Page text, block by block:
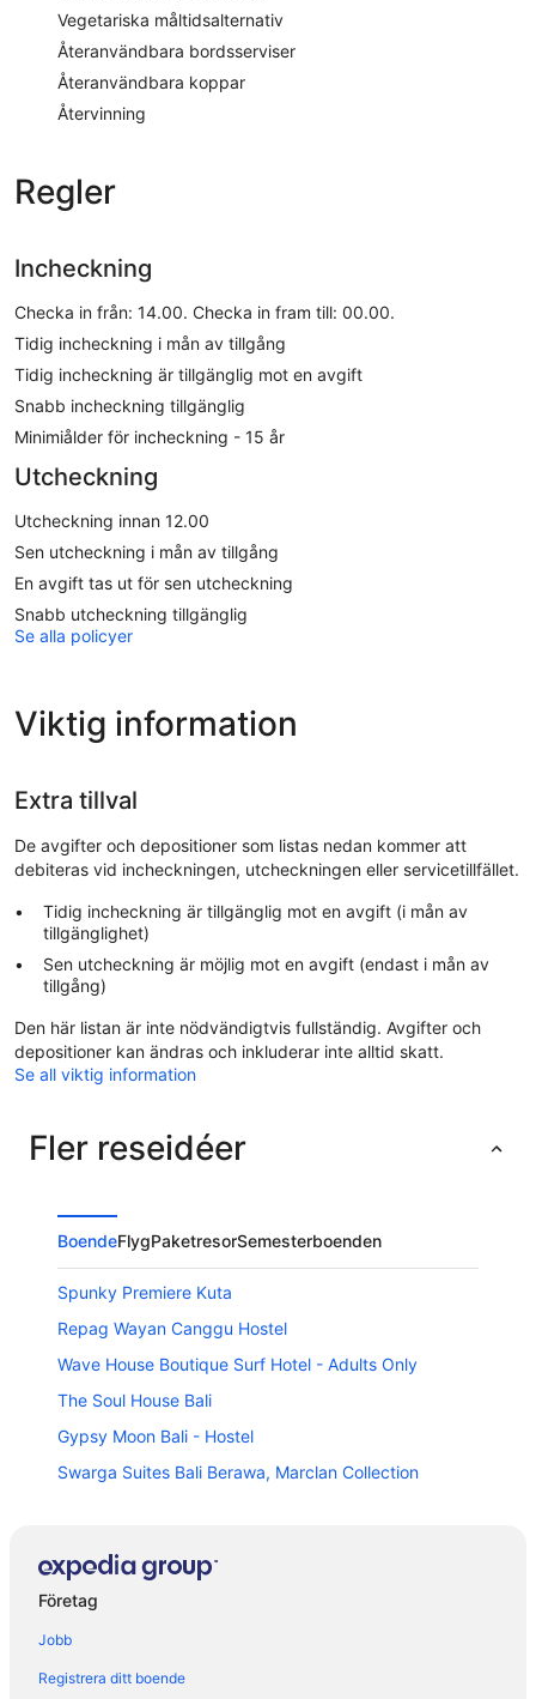
Vegetariska måltidsalternativ
Återanvändbara bordsserviser
Återanvändbara koppar
Återvinning
Regler
Incheckning
Checka in från: 14.00. Checka in fram till: 00.00.
Tidig incheckning i mån av tillgång
Tidig incheckning är tillgänglig mot en avgift
Snabb incheckning tillgänglig
Minimiålder för incheckning - 15 år
Utcheckning
Utcheckning innan 12.00
Sen utcheckning i mån av tillgång
En avgift tas ut för sen utcheckning
Snabb utcheckning tillgänglig
Se alla policyer
Viktig information
Extra tillval
De avgifter och depositioner som listas nedan kommer att
debiteras vid incheckningen, utcheckningen eller servicetillfället.
Tidig incheckning är tillgänglig mot en avgift (i mån av
tillgänglighet)
Sen utcheckning är möjlig mot en avgift (endast i mån av
tillgång)
Den här listan är inte nödvändigtvis fullständig. Avgifter och
depositioner kan ändras och inkluderar inte alltid skatt.
Se all viktig information
Fler reseidéer
BoendeFlygPaketresorSemesterboenden
Spunky Premiere Kuta
Repag Wayan Canggu Hostel
Wave House Boutique Surf Hotel - Adults Only
The Soul House Bali
Gypsy Moon Bali - Hostel
Swarga Suites Bali Berawa, Marclan Collection
Koa D'Surfer Hotel
The farm hostel
Citadines Berawa Beach Bali Resort
Eastin Ashta Resort Canggu
Företag
Jobb
Registrera ditt boende